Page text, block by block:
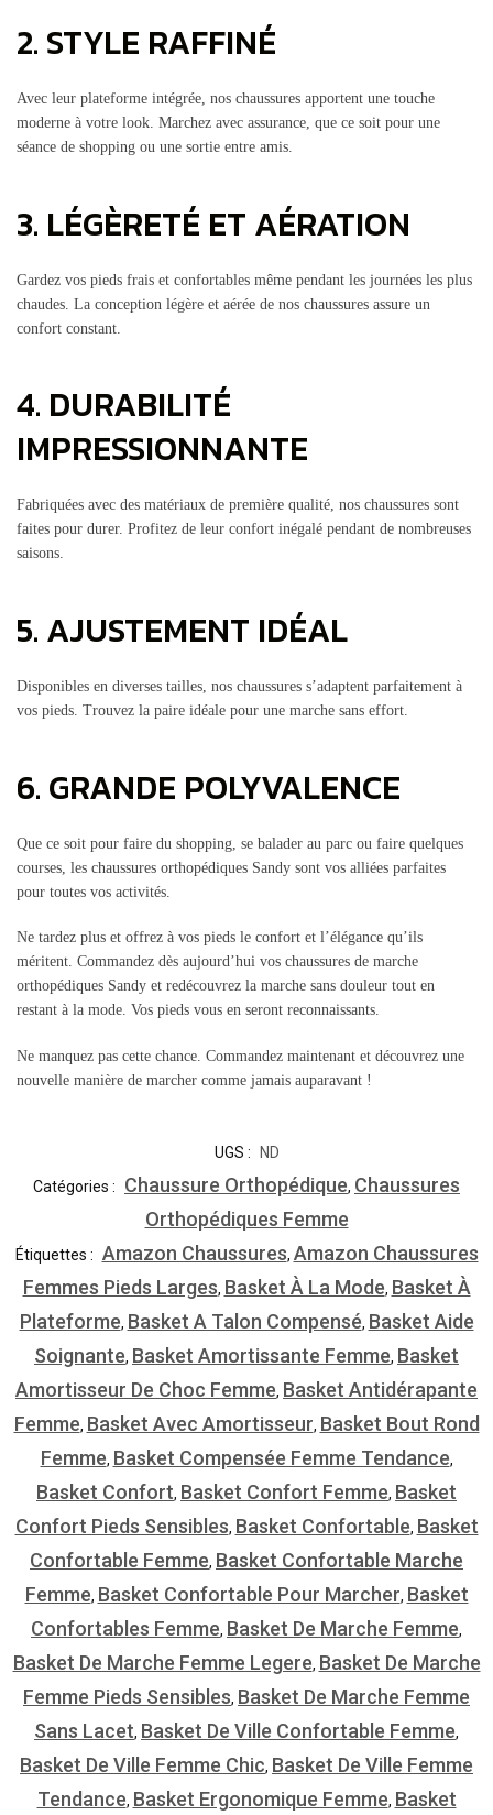
2. STYLE RAFFINÉ
Avec leur plateforme intégrée, nos chaussures apportent une touche
moderne à votre look. Marchez avec assurance, que ce soit pour une
séance de shopping ou une sortie entre amis.
3. LÉGÈRETÉ ET AÉRATION
Gardez vos pieds frais et confortables même pendant les journées les plus
chaudes. La conception légère et aérée de nos chaussures assure un
confort constant.
4. DURABILITÉ
IMPRESSIONNANTE
Fabriquées avec des matériaux de première qualité, nos chaussures sont
faites pour durer. Profitez de leur confort inégalé pendant de nombreuses
saisons.
5. AJUSTEMENT IDÉAL
Disponibles en diverses tailles, nos chaussures s’adaptent parfaitement à
vos pieds. Trouvez la paire idéale pour une marche sans effort.
6. GRANDE POLYVALENCE
Que ce soit pour faire du shopping, se balader au parc ou faire quelques
courses, les chaussures orthopédiques Sandy sont vos alliées parfaites
pour toutes vos activités.
Ne tardez plus et offrez à vos pieds le confort et l’élégance qu’ils
méritent. Commandez dès aujourd’hui vos chaussures de marche
orthopédiques Sandy et redécouvrez la marche sans douleur tout en
restant à la mode. Vos pieds vous en seront reconnaissants.
Ne manquez pas cette chance. Commandez maintenant et découvrez une
nouvelle manière de marcher comme jamais auparavant !
UGS :
ND
Catégories :
Chaussure Orthopédique, Chaussures
Orthopédiques Femme
Étiquettes : Amazon Chaussures, Amazon Chaussures
Femmes Pieds Larges, Basket À La Mode, Basket À
Plateforme, Basket A Talon Compensé, Basket Aide
Soignante, Basket Amortissante Femme, Basket
Amortisseur De Choc Femme, Basket Antidérapante
Femme, Basket Avec Amortisseur, Basket Bout Rond
Femme, Basket Compensée Femme Tendance,
Basket Confort, Basket Confort Femme, Basket
Confort Pieds Sensibles, Basket Confortable, Basket
Confortable Femme, Basket Confortable Marche
Femme, Basket Confortable Pour Marcher, Basket
Confortables Femme, Basket De Marche Femme,
Basket De Marche Femme Legere, Basket De Marche
Femme Pieds Sensibles, Basket De Marche Femme
Sans Lacet, Basket De Ville Confortable Femme,
Basket De Ville Femme Chic, Basket De Ville Femme
Tendance, Basket Ergonomique Femme, Basket